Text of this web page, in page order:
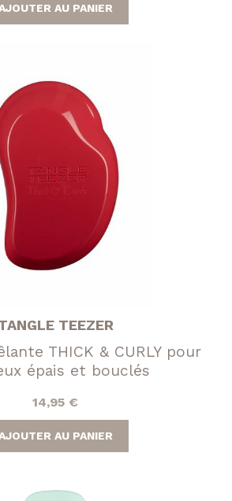
AU PANIER
TEEZER
THICK & CURLY pour
épais et bouclés
14,95 €
AU PANIER